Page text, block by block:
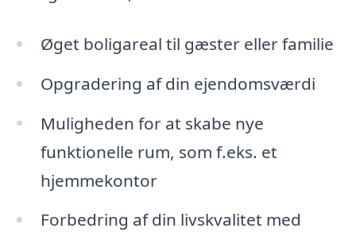
Øget boligareal til gæster eller familie
Opgradering af din ejendomsværdi
Muligheden for at skabe nye
funktionelle rum, som f.eks. et
hjemmekontor
Forbedring af din livskvalitet med